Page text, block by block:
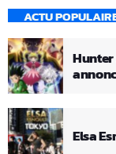
ACTU
Hunter
Elsa